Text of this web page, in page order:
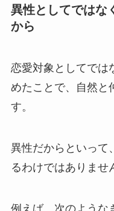
異性としてではな
から
恋愛対象としてでは
めたことで、自然と
す。
異性だからといって
るわけではありませ
例えば、次のような